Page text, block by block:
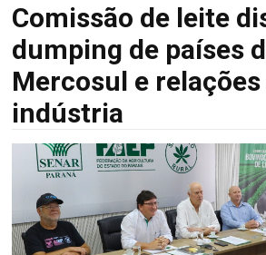
Comissão de leite
dumping de países
Mercosul e
indústria